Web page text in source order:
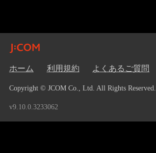
ホーム 利用規約 よくあるご質問
Copyright © JCOM Co., Ltd. All Rights Reserved.
v9.10.0.3233062